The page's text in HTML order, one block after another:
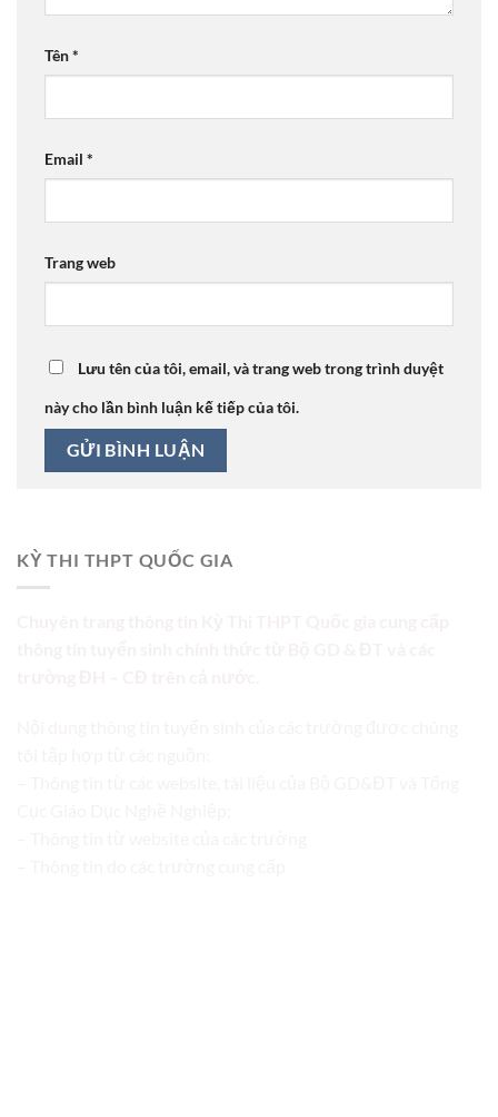
Tên*
Email *
Trang web
Lưu tên của tôi, email, và trang web trong trình duyệt
này cho lần bình luận kế tiếp của tôi.
KỲ THI THPT QUỐC GIA